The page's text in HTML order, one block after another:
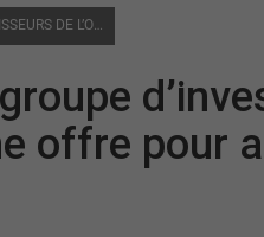
CHÂTEAU MONTEBELLO : UN GROUPE D’INVESTISSEURS DE L’OUTAOUAIS DÉPOSE UNE OFFRE POUR ACHETER LE COMPLEXE HÔTELIER
offre pour